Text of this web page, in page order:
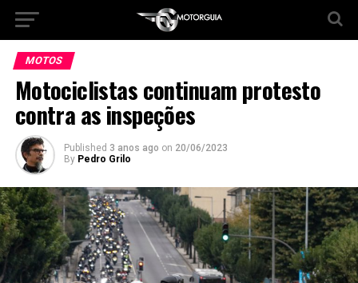
MOTOS
Motociclistas continuam protesto
contra as inspeções
Published 3 anos ago on 20/06/2023
By Pedro Grilo